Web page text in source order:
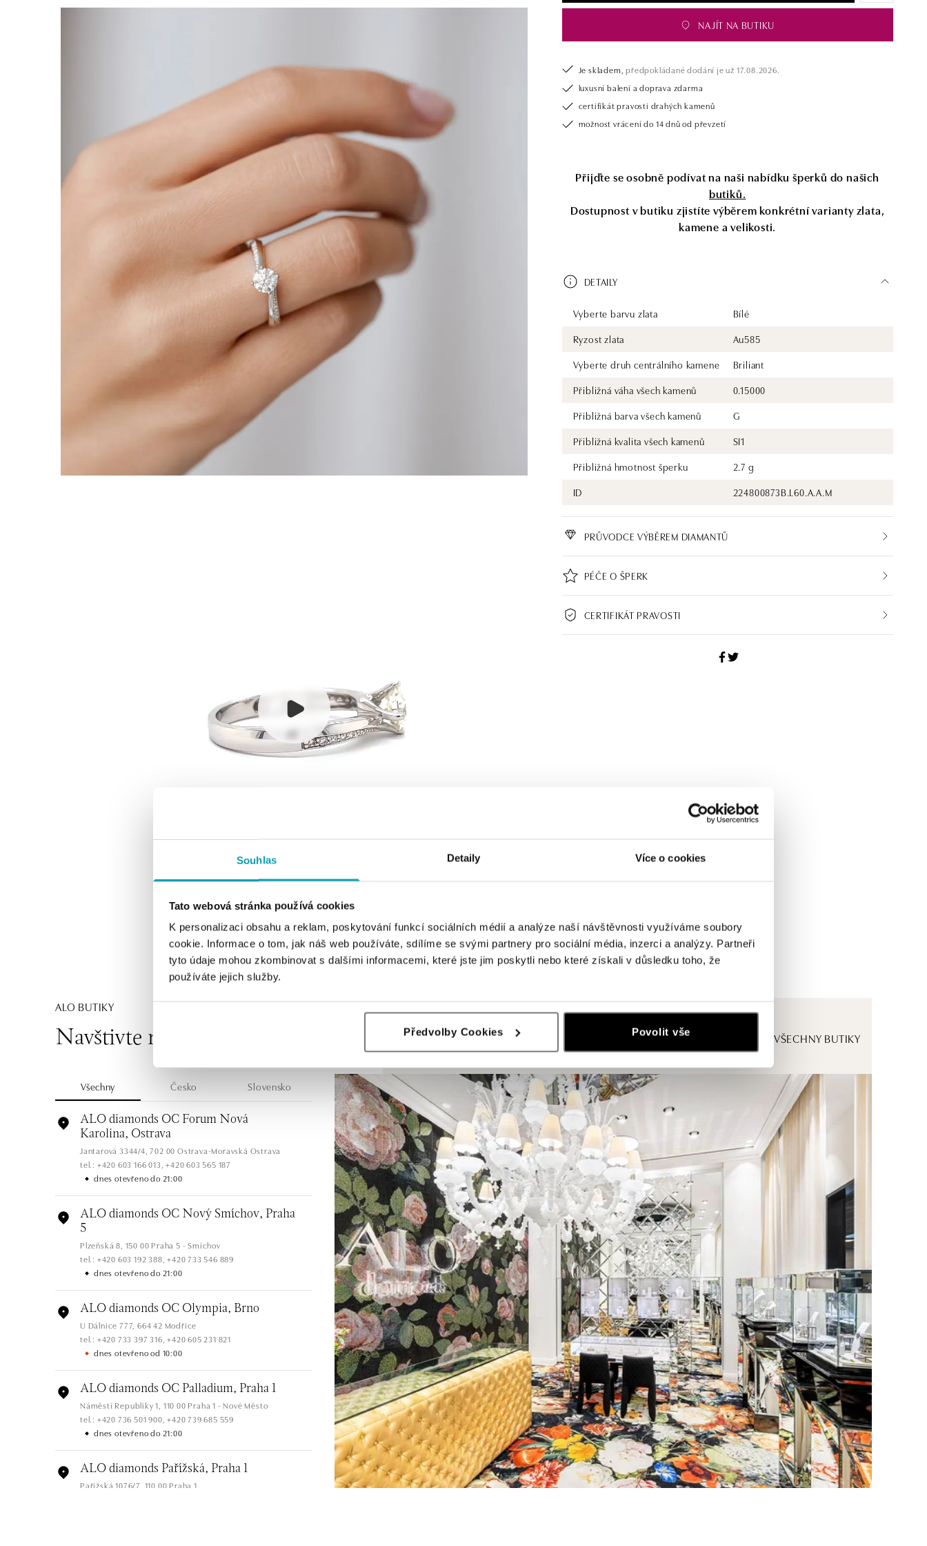
Souhlas Detaily Více o cookies
Tato webová stránka používá cookies
K personalizaci obsahu a reklam, poskytování funkcí sociálních médií a analýze naší návštěvnosti využíváme soubory
cookie. Informace o tom, jak náš web používáte, sdílíme se svými partnery pro sociální média, inzerci a analýzy. Partneři
tyto údaje mohou zkombinovat s dalšími informacemi, které jste jim poskytli nebo které získali v důsledku toho, že
používáte jejich služby.
Předvolby Cookies Povolit vše
NAJÍT NA BUTIKU
Je skladem, předpokládané dodání je už 17.08.2026.
luxusní balení a doprava zdarma
certifikát pravosti drahých kamenů
možnost vrácení do 14 dnů od převzetí
Přijďte se osobně podívat na naši nabídku šperků do našich
butiků.
Dostupnost v butiku zjistíte výběrem konkrétní varianty zlata,
kamene a velikosti.
DETAILY
Vyberte barvu zlata
Bílé
Ryzost zlata
Au585
Vyberte druh centrálního kamene
Briliant
Přibližná váha všech kamenů
0.15000
Přibližná barva všech kamenů
G
Přibližná kvalita všech kamenů
SI1
Přibližná hmotnost šperku
2.7 g
ID
224800873B.L60.A.A.M
PRŮVODCE VÝBĚREM DIAMANTŮ
PÉČE O ŠPERK
CERTIFIKÁT PRAVOSTI
ALO BUTIKY
Navštivte naše butiky ZOBRAZIT VŠECHNY BUTIKY
Všechny Česko Slovensko
ALO diamonds OC Forum Nová
Karolina, Ostrava
Jantarová 3344/4, 702 00 Ostrava-Moravská Ostrava
tel.: +420 603 166 013, +420 603 565 187
dnes otevřeno do 21:00
ALO diamonds OC Nový Smíchov, Praha
5
Plzeňská 8, 150 00 Praha 5 - Smíchov
tel.: +420 603 192 388, +420 733 546 889
dnes otevřeno do 21:00
ALO diamonds OC Olympia, Brno
U Dálnice 777, 664 42 Modřice
tel.: +420 733 397 316, +420 605 231 821
dnes otevřeno od 10:00
ALO diamonds OC Palladium, Praha 1
Náměstí Republiky 1, 110 00 Praha 1 - Nové Město
tel.: +420 736 501 900, +420 739 685 559
dnes otevřeno do 21:00
ALO diamonds Pařížská, Praha 1
Pařížská 1076/7, 110 00 Praha 1